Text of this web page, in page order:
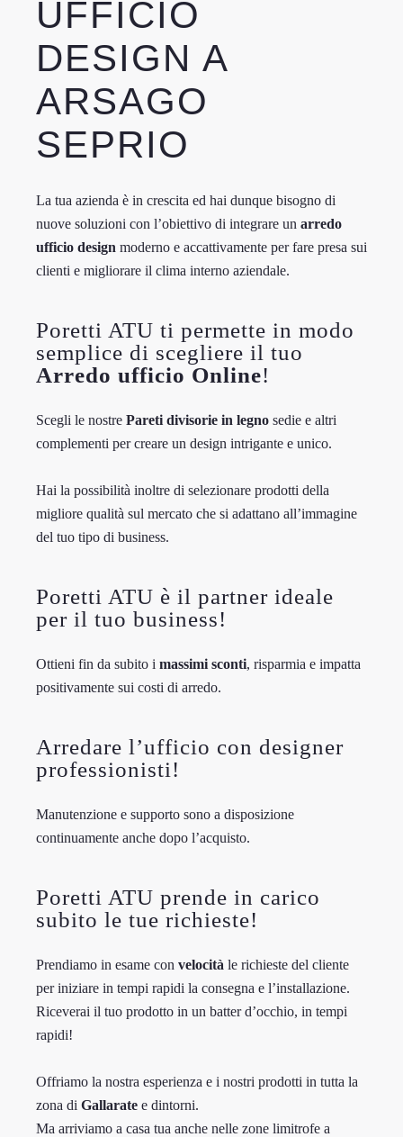
UFFICIO
DESIGN A
ARSAGO
SEPRIO
La tua azienda è in crescita ed hai dunque bisogno di
nuove soluzioni con l’obiettivo di integrare un arredo
ufficio design moderno e accattivamente per fare presa sui
clienti e migliorare il clima interno aziendale.
Poretti ATU ti permette in modo
semplice di scegliere il tuo
Arredo ufficio Online!
Scegli le nostre Pareti divisorie in legno sedie e altri
complementi per creare un design intrigante e unico.
Hai la possibilità inoltre di selezionare prodotti della
migliore qualità sul mercato che si adattano all’immagine
del tuo tipo di business.
Poretti ATU è il partner ideale
per il tuo business!
Ottieni fin da subito i massimi sconti, risparmia e impatta
positivamente sui costi di arredo.
Arredare l’ufficio con designer
professionisti!
Manutenzione e supporto sono a disposizione
continuamente anche dopo l’acquisto.
Poretti ATU prende in carico
subito le tue richieste!
Prendiamo in esame con velocità le richieste del cliente
per iniziare in tempi rapidi la consegna e l’installazione.
Riceverai il tuo prodotto in un batter d’occhio, in tempi
rapidi!
Offriamo la nostra esperienza e i nostri prodotti in tutta la
zona di Gallarate e dintorni.
Ma arriviamo a casa tua anche nelle zone limitrofe a